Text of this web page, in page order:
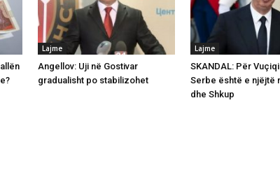
Lajme
Angellov: Uji në Gostivar
gradualisht po stabilizohet
Lajme
SKANDAL: Për
Serbe është e njëjtë
dhe Shkup